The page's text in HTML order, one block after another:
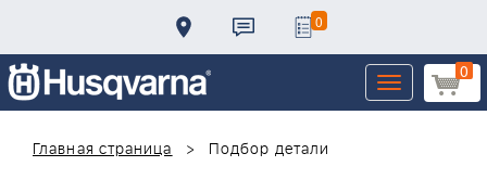
0
0
Toggle
navigation
Главная страница
Подбор детали